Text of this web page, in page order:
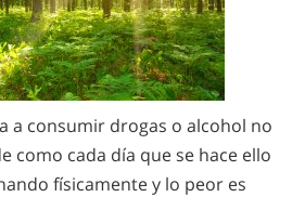
a consumir drogas o alcohol no
como cada día que se hace ello
físicamente y lo peor es